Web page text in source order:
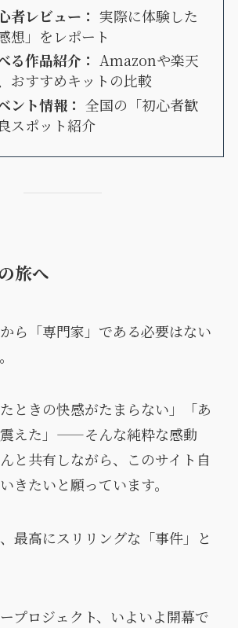
者レビュー： 実際に体験した
想」をレポート
る作品紹介： Amazonや楽天
おすすめキットの比較
ント情報： 全国の「初心者歓
スポット紹介
旅へ
ら「専門家」である必要はない
たときの快感がたまらない」「あ
えた」——そんな純粋な感動
と共有しながら、このサイト自
きたいと願っています。
最高にスリリングな「事件」と
プロジェクト、いよいよ開幕で